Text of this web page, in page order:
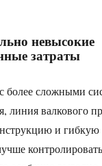
невысокие
затраты
более сложными
линия валкового
и